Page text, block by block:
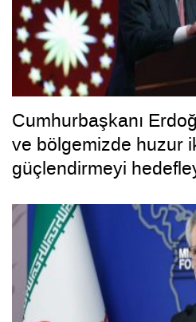
Cumhurbaşkanı
ve bölgemizde huzur
güçlendirmeyi